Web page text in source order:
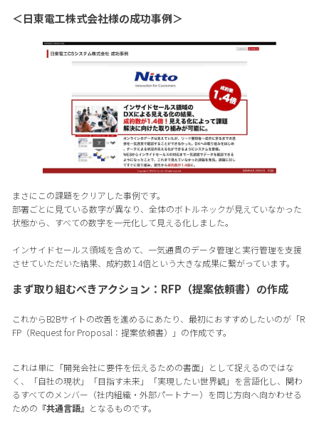
＜日東電工株式会社様の成功事例＞
まさにこの課題をクリアした事例です。
部署ごとに見ている数字が異なり、全体のボトルネックが見えていなかった
状態から、すべての数字を一元化して見える化しました。
インサイドセールス領域を含めて、一気通貫のデータ管理と実行管理を支援
させていただいた結果、成約数1.4倍という大きな成果に繋がっています。
まず取り組むべきアクション：RFP（提案依頼書）の作成
これからB2Bサイトの改善を進めるにあたり、最初におすすめしたいのが「R
FP（Request for Proposal：提案依頼書）」の作成です。
これは単に「開発会社に要件を伝えるための書面」として捉えるのではな
く、「自社の現状」「目指す未来」「実現したい世界観」を言語化し、関わ
るすべてのメンバー（社内組織・外部パートナー）を同じ方向へ向かわせる
ための 『共通言語』 となるものです。